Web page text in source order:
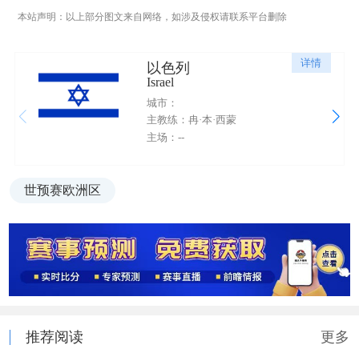
本站声明：以上部分图文来自网络，如涉及侵权请联系平台删除
详情
以色列
Israel
城市：
主教练：冉·本·西蒙
主场：--
世预赛欧洲区
推荐阅读 更多